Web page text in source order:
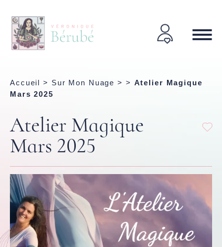
Accueil > Sur Mon Nuage > > Atelier Magique
Mars 2025
Atelier Magique
Mars 2025